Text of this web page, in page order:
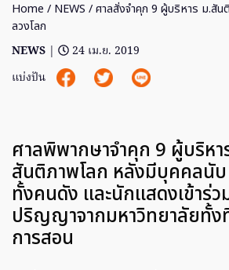
Home / NEWS / ศาลสั่งจำคุก 9 ผู้บริหาร ม.สั
ลวงโลก
NEWS |
24 เม.ย. 2019
แบ่งปัน
ศาลพิพากษาจำคุก 9 ผู้บริหา
สันติภาพโลก หลังมีบุคคลนั
ทั้งคนดัง และนักแสดงเข้าร่ว
ปริญญาจากมหาวิทยาลัยทั้ง
การสอน